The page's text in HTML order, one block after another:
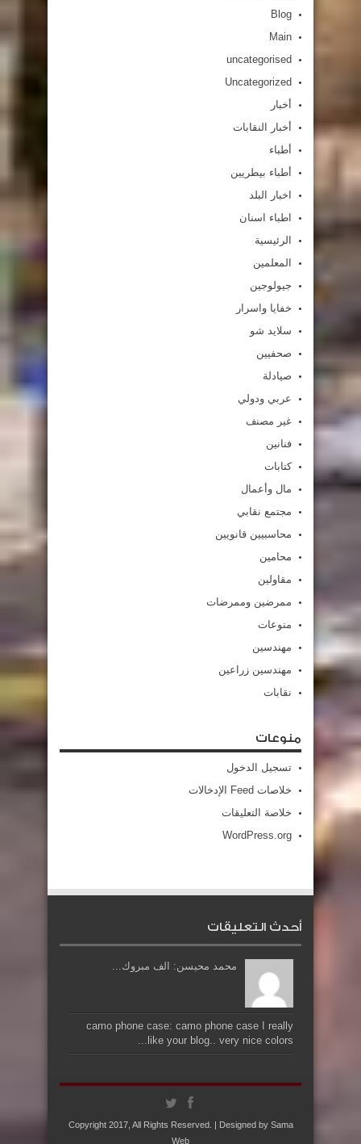
Blog
Main
uncategorised
Uncategorized
أخبار
أخبار النقابات
أطباء
أطباء بيطريين
اخبار البلد
اطباء اسنان
الرئيسية
المعلمين
جيولوجين
خفايا واسرار
سلايد شو
صحفيين
صيادلة
عربي ودولي
غير مصنف
فنانين
كتابات
مال وأعمال
مجتمع نقابي
محاسبيين قانويين
محامين
مقاولين
ممرضين وممرضات
منوعات
مهندسين
مهندسين زراعين
نقابات
منوعات
تسجيل الدخول
خلاصات Feed الإدخالات
خلاصة التعليقات
WordPress.org
أحدث التعليقات
محمد محيسن: الف مبروك...
camo phone case: camo phone case I really
like your blog.. very nice colors...
Copyright 2017, All Rights Reserved. | Designed by Sama
Web